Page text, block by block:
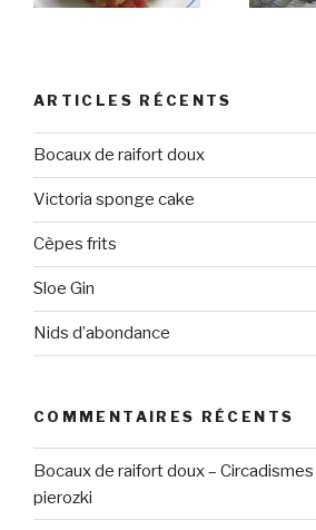
ARTICLES RÉCENTS
Bocaux de raifort doux
Victoria sponge cake
Cèpes frits
Sloe Gin
Nids d’abondance
COMMENTAIRES RÉCENTS
Bocaux de raifort doux – Circadismes
pierozki